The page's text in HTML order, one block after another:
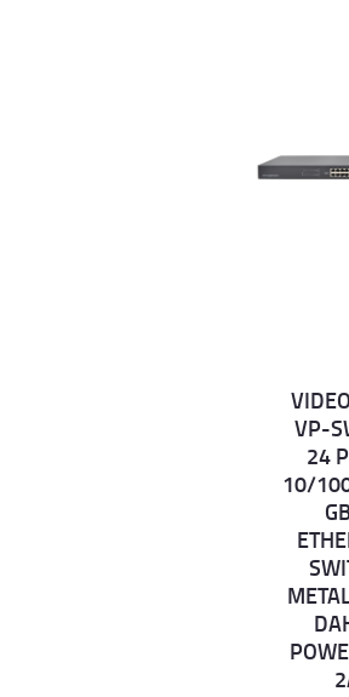
Det
ailsVP-
24
10/